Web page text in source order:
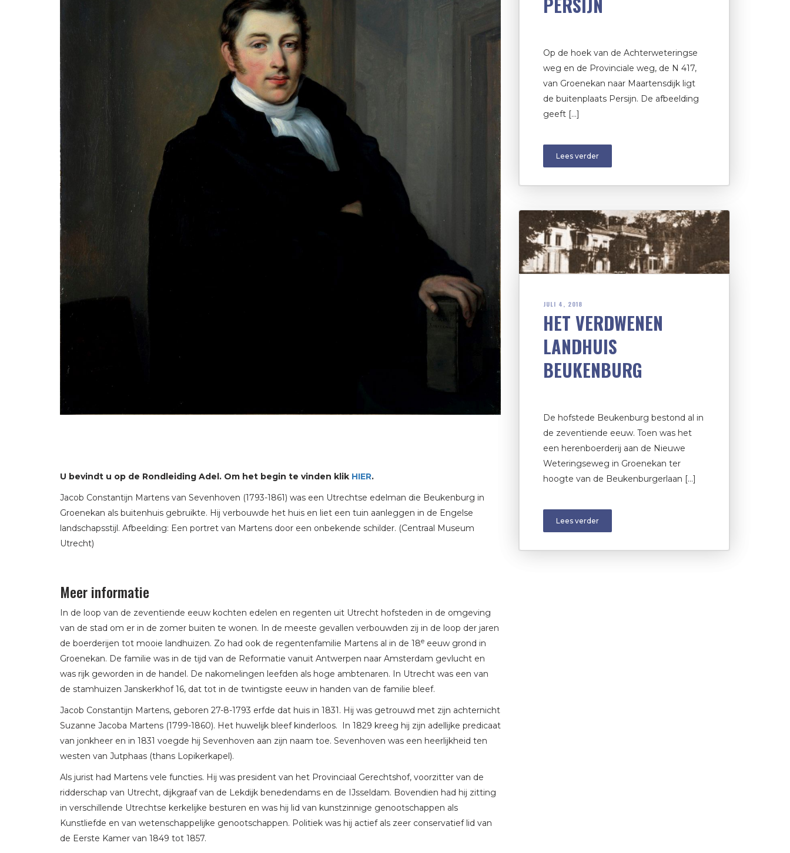
U bevindt u op de Rondleiding Adel. Om het begin te vinden klik HIER.
Jacob Constantijn Martens van Sevenhoven (1793-1861) was een Utrechtse edelman die Beukenburg in
Groenekan als buitenhuis gebruikte. Hij verbouwde het huis en liet een tuin aanleggen in de Engelse
landschapsstijl. Afbeelding: Een portret van Martens door een onbekende schilder. (Centraal Museum
Utrecht)
Meer informatie
In de loop van de zeventiende eeuw kochten edelen en regenten uit Utrecht hofsteden in de omgeving
van de stad om er in de zomer buiten te wonen. In de meeste gevallen verbouwden zij in de loop der jaren
de boerderijen tot mooie landhuizen. Zo had ook de regentenfamilie Martens al in de 18e eeuw grond in
Groenekan. De familie was in de tijd van de Reformatie vanuit Antwerpen naar Amsterdam gevlucht en
was rijk geworden in de handel. De nakomelingen leefden als hoge ambtenaren. In Utrecht was een van
de stamhuizen Janskerkhof 16, dat tot in de twintigste eeuw in handen van de familie bleef.
Jacob Constantijn Martens, geboren 27-8-1793 erfde dat huis in 1831. Hij was getrouwd met zijn achternicht
Suzanne Jacoba Martens (1799-1860). Het huwelijk bleef kinderloos. In 1829 kreeg hij zijn adellijke predicaat
van jonkheer en in 1831 voegde hij Sevenhoven aan zijn naam toe. Sevenhoven was een heerlijkheid ten
westen van Jutphaas (thans Lopikerkapel).
Als jurist had Martens vele functies. Hij was president van het Provinciaal Gerechtshof, voorzitter van de
ridderschap van Utrecht, dijkgraaf van de Lekdijk benedendams en de IJsseldam. Bovendien had hij zitting
in verschillende Utrechtse kerkelijke besturen en was hij lid van kunstzinnige genootschappen als
Kunstliefde en van wetenschappelijke genootschappen. Politiek was hij actief als zeer conservatief lid van
de Eerste Kamer van 1849 tot 1857.
Op de hoek van de Achterweteringse
weg en de Provinciale weg, de N 417,
van Groenekan naar Maartensdijk ligt
de buitenplaats Persijn. De afbeelding
geeft […]
Lees verder
JULI 4, 2018
HET VERDWENEN
LANDHUIS
BEUKENBURG
De hofstede Beukenburg bestond al in
de zeventiende eeuw. Toen was het
een herenboerderij aan de Nieuwe
Weteringseweg in Groenekan ter
hoogte van de Beukenburgerlaan […]
Lees verder